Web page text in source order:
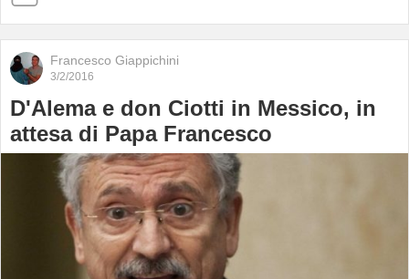
Francesco Giappichini
3/2/2016
D'Alema e don Ciotti in Messico, in
attesa di Papa Francesco